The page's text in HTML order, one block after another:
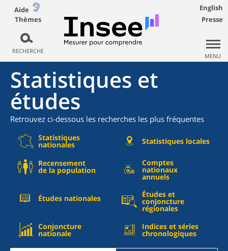
Aide
Thèmes
RECHERCHE
English
Presse
MENU
Statistiques et
études
Retrouvez ci-dessous les recherches les plus fréquentes
Statistiques
nationales Statistiques locales
Recensement
de la population
Comptes
nationaux
annuels
Études nationales Études et
conjoncture
régionales
Conjoncture
nationale
Indices et séries
chronologiques